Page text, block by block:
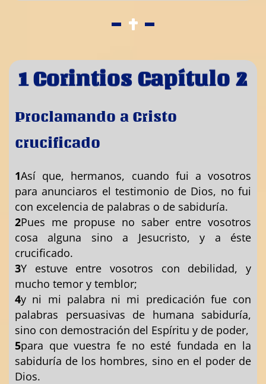
1 Corintios Capítulo 2
Proclamando a Cristo
crucificado
1Así que, hermanos, cuando fui a vosotros
para anunciaros el testimonio de Dios, no fui
con excelencia de palabras o de sabiduría.
2Pues me propuse no saber entre vosotros
cosa alguna sino a Jesucristo, y a éste
crucificado.
3Y estuve entre vosotros con debilidad, y
mucho temor y temblor;
4y ni mi palabra ni mi predicación fue con
palabras persuasivas de humana sabiduría,
sino con demostración del Espíritu y de poder,
5para que vuestra fe no esté fundada en la
sabiduría de los hombres, sino en el poder de
Dios.